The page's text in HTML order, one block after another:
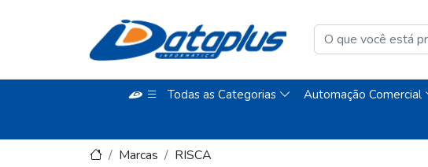
Todas as Categorias Automação Comercial
Marcas RISCA